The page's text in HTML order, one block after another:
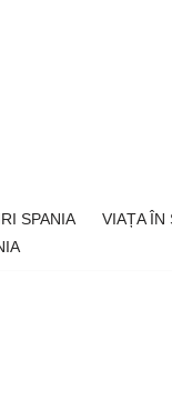
SPANIA VIAȚA ÎN